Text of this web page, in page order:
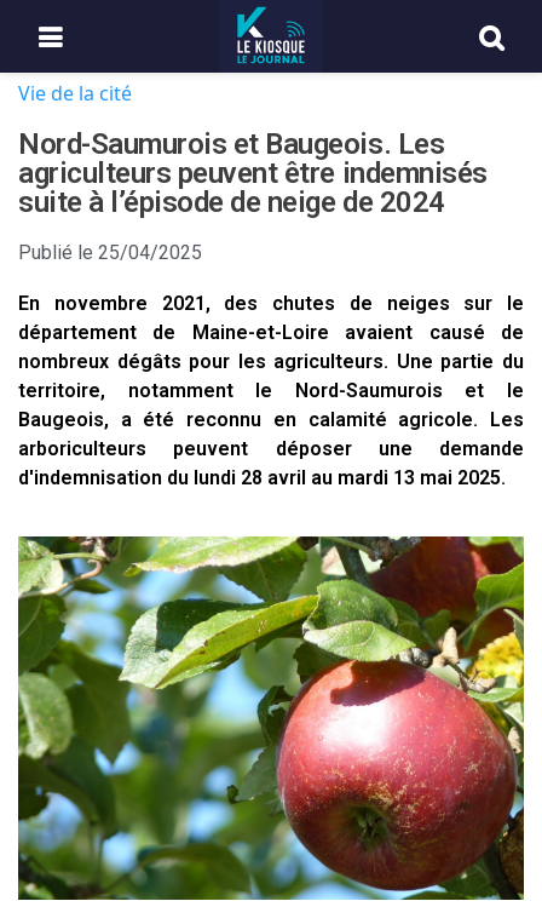
Vie de la cité
Nord-Saumurois et Baugeois. Les
agriculteurs peuvent être indemnisés
suite à l’épisode de neige de 2024
Publié le 25/04/2025
En novembre 2021, des chutes de neiges sur le
département de Maine-et-Loire avaient causé de
nombreux dégâts pour les agriculteurs. Une partie du
territoire, notamment le Nord-Saumurois et le
Baugeois, a été reconnu en calamité agricole. Les
arboriculteurs peuvent déposer une demande
d'indemnisation du lundi 28 avril au mardi 13 mai 2025.